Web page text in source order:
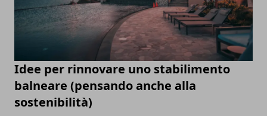
Idee per rinnovare uno stabilimento
balneare (pensando anche alla
sostenibilità)